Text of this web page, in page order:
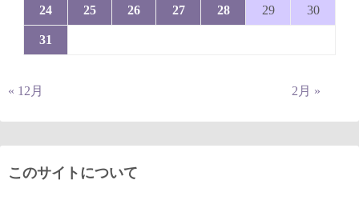
24 25 26 27 28 29 30
31
« 12月 2月 »
このサイトについて